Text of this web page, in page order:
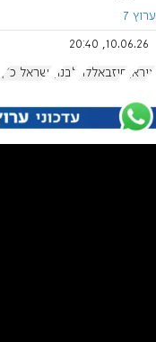
ערוץ 7
10.06.26, 20:40
איראן חיזבאללה לבנון ישראל כ"ץ